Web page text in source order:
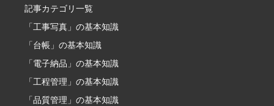
記事カテゴリ一覧
「工事写真」の基本知識
「台帳」の基本知識
「電子納品」の基本知識
「工程管理」の基本知識
「品質管理」の基本知識